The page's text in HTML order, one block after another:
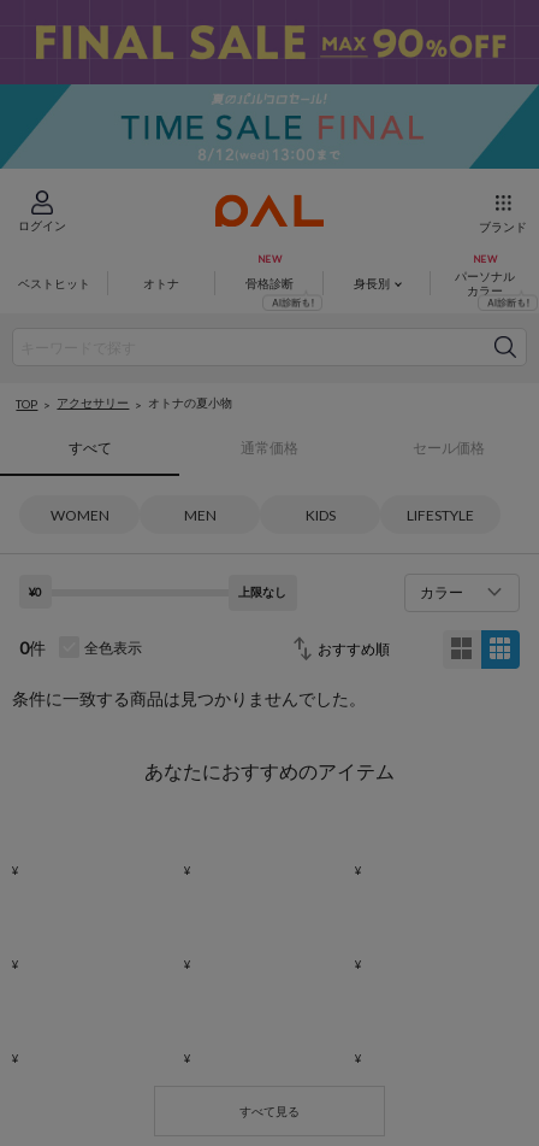
ログイン ブランド
ベストヒット オトナ 骨格診断 身長別
パーソナル
カラー
TOP アクセサリー オトナの夏小物
すべて 通常価格 セール価格
WOMEN MEN KIDS LIFESTYLE
¥0 上限なし カラー
0件 全色表示
条件に一致する商品は見つかりませんでした。
あなたにおすすめのアイテム